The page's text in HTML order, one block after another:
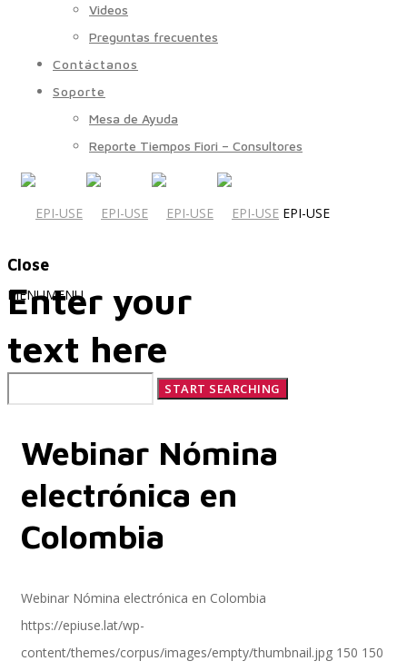
Videos
Preguntas frecuentes
Contáctanos
Soporte
Mesa de Ayuda
Reporte Tiempos Fiori – Consultores
EPI-USE
MENUMENU
Servicios
Servicios y productos cloud
SAP S/4 HANA
Close
Enter your
text here
Webinar Nómina
electrónica en
Colombia
Webinar Nómina electrónica en Colombia
https://epiuse.lat/wp-
content/themes/corpus/images/empty/thumbnail.jpg 150 150